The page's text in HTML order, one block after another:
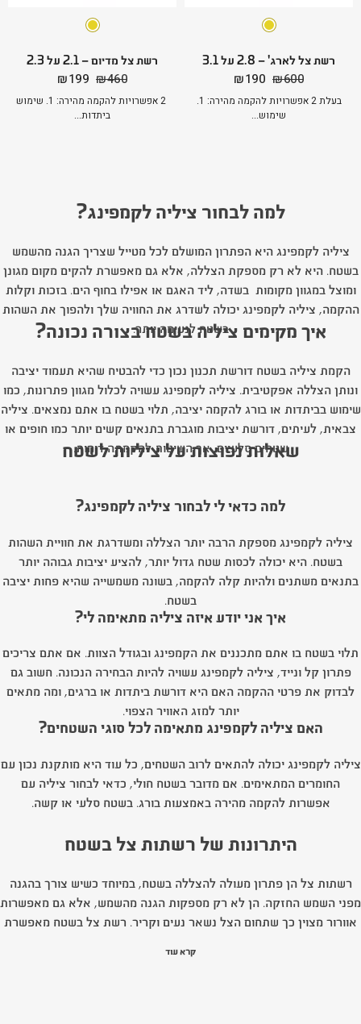
רשת צל לארג' – 2.8 על 3.1
₪600
המחיר
המקורי
היה:
₪190
הנוכחיבעלת 2 אפשרויות להקמה מהירה: 1.
שימוש...
רשת צל מדיום – 2.1 על 2.3
₪460
המחיר
המקורי
היה:
₪199
הנוכחי
2 אפשרויות להקמה מהירה: 1. שימוש
ביתדות...
למה לבחור ציליה לקמפינג?
ציליה לקמפינג היא הפתרון המושלם לכל מטייל שצריך הגנה מהשמש
בשטח. היא לא רק מספקת הצללה, אלא גם מאפשרת להקים מקום מגונן
ומוצל במגוון מקומות בשדה, ליד האגם או אפילו בחוף הים. בזכות וקלות
ההקמה, ציליה לקמפינג יכולה לשדרג את החוויה שלך ולהפוך את השהות
בשטח לנעימה יותר.
איך מקימים ציליה בשטח בצורה נכונה?
הקמת ציליה בשטח דורשת תכנון נכון כדי להבטיח שהיא תעמוד יציבה
ונותן הצללה אפקטיבית. ציליה לקמפינג עשויה לכלול מגוון פתרונות, כמו
שימוש בביתדות או בורג להקמה יציבה, תלוי בשטח בו אתם נמצאים. ציליה
צבאית, לעיתים, דורשת יציבות מוגברת בתנאים קשים יותר כמו חופים או
שטחים סלעיים, אך השיטות להקמתה דומות.
שאלות נפוצות על ציליות לשטח
למה כדאי לי לבחור ציליה לקמפינג?
ציליה לקמפינג מספקת הרבה יותר הצללה ומשדרגת את חוויית השהות
בשטח. היא יכולה לכסות שטח גדול יותר, להציע יציבות גבוהה יותר
בתנאים משתנים ולהיות קלה להקמה, בשונה משמשייה שהיא פחות יציבה
בשטח.
איך אני יודע איזה ציליה מתאימה לי?
תלוי בשטח בו אתם מתכננים את הקמפינג ובגודל הצוות. אם אתם צריכים
פתרון קל ונייד, ציליה לקמפינג עשויה להיות הבחירה הנכונה. חשוב גם
לבדוק את פרטי ההקמה האם היא דורשת ביתדות או ברגים, ומה מתאים
יותר למזג האוויר הצפוי.
האם ציליה לקמפינג מתאימה לכל סוגי השטחים?
ציליה לקמפינג יכולה להתאים לרוב השטחים, כל עוד היא מותקנת נכון עם
החומרים המתאימים. אם מדובר בשטח חולי, כדאי לבחור ציליה עם
אפשרות להקמה מהירה באמצעות בורג. בשטח סלעי או קשה.
היתרונות של רשתות צל בשטח
רשתות צל הן פתרון מעולה להצללה בשטח, במיוחד כשיש צורך בהגנה
מפני השמש החזקה. הן לא רק מספקות הגנה מהשמש, אלא גם מאפשרות
אוורור מצוין כך שתחום הצל נשאר נעים וקריר. רשת צל בשטח מאפשרת
להקמה עם מגוון אפשרויות, כמו שימוש בביתדות או בורג לשיפור היציבות.
קרא עוד